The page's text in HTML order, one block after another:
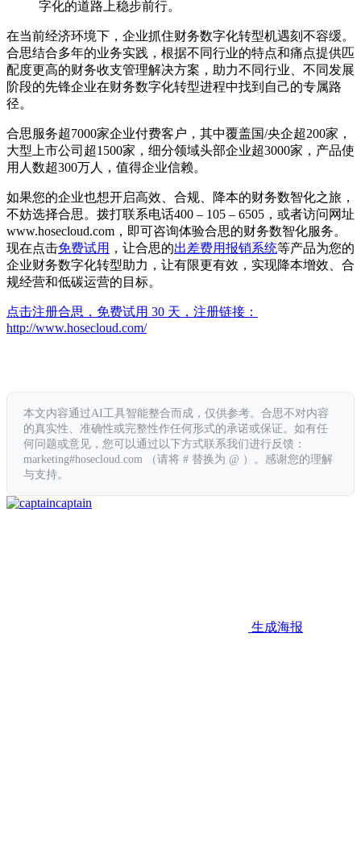
字化的道路上稳步前行。
在当前经济环境下，企业抓住财务数字化转型机遇刻不容缓。
合思结合多年的业务实践，根据不同行业的特点和痛点提供匹
配度更高的财务收支管理解决方案，助力不同行业、不同发展
阶段的先锋企业在财务数字化转型进程中找到自己的专属路
径。
合思服务超7000家企业付费客户，其中覆盖国/央企超200家，
大型上市公司超1500家，细分领域头部企业超3000家，产品使
用人数超300万人，值得企业信赖。
如果您的企业也想开启高效、合规、降本的财务数智化之旅，
不妨选择合思。拨打联系电话400 – 105 – 6505，或者访问网址
www.hosecloud.com，即可咨询体验合思的财务数智化服务。
现在点击免费试用 ，让合思的出差费用报销系统等产品为您的
企业财务数字化转型助力，让有限更有效，实现降本增效、合
规经营和低碳运营的目标。
点击注册合思，免费试用 30 天，注册链接：
http://www.hosecloud.com/
本文内容通过AI工具智能整合而成，仅供参考。合思不对内容
的真实性、准确性或完整性作任何形式的承诺或保证。如有任
何问题或意见，您可以通过以下方式联系我们进行反馈：
marketing#hosecloud.com （请将 # 替换为 @ ）。感谢您的理解
与支持。
captain
生成海报